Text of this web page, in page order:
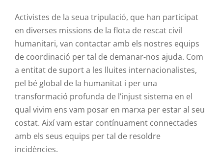
Activistes de la seua tripulació, que han participat
en diverses missions de la flota de rescat civil
humanitari, van contactar amb els nostres equips
de coordinació per tal de demanar-nos ajuda. Com
a entitat de suport a les lluites internacionalistes,
pel bé global de la humanitat i per una
transformació profunda de l’injust sistema en el
qual vivim ens vam posar en marxa per estar al seu
costat. Així vam estar contínuament connectades
amb els seus equips per tal de resoldre
incidències.